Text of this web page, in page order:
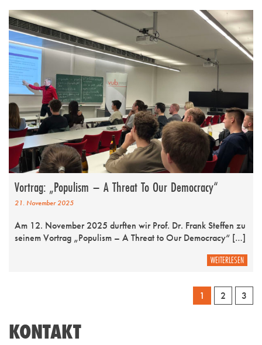
Vortrag: „Populism – A Threat To Our Democracy“
21. November 2025
Am 12. November 2025 durften wir Prof. Dr. Frank Steffen zu
seinem Vortrag „Populism – A Threat to Our Democracy“ […]
WEITERLESEN
1 2 3
KONTAKT